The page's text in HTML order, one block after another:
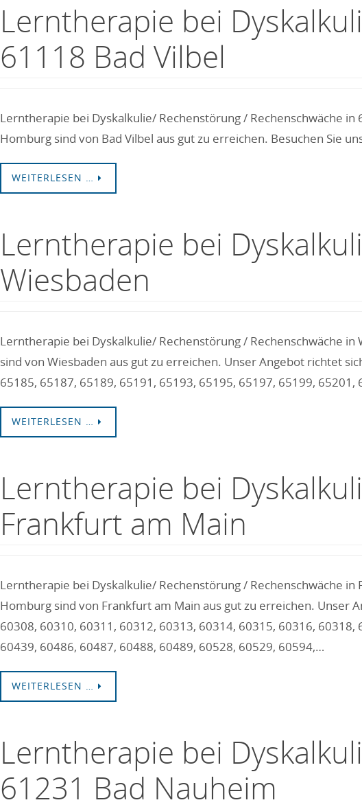
Lerntherapie bei
61118 Bad Vilbel
Lerntherapie bei Dyskalkulie/ Rechenstörung / Rechenschwäche
Homburg sind von Bad Vilbel aus gut zu erreichen. Besuchen Sie
WEITERLESEN …
Lerntherapie bei
Wiesbaden
Lerntherapie bei Dyskalkulie/ Rechenstörung / Rechenschwäche
sind von Wiesbaden aus gut zu erreichen. Unser Angebot richtet
65185, 65187, 65189, 65191, 65193, 65195, 65197, 65199,
WEITERLESEN …
Lerntherapie bei
Frankfurt am Main
Lerntherapie bei Dyskalkulie/ Rechenstörung / Rechenschwäche
Homburg sind von Frankfurt am Main aus gut zu erreichen. Unser
60308, 60310, 60311, 60312, 60313, 60314, 60315, 60316,
60439, 60486, 60487, 60488, 60489, 60528, 60529, 60594,…
WEITERLESEN …
Lerntherapie bei
61231 Bad Nauheim